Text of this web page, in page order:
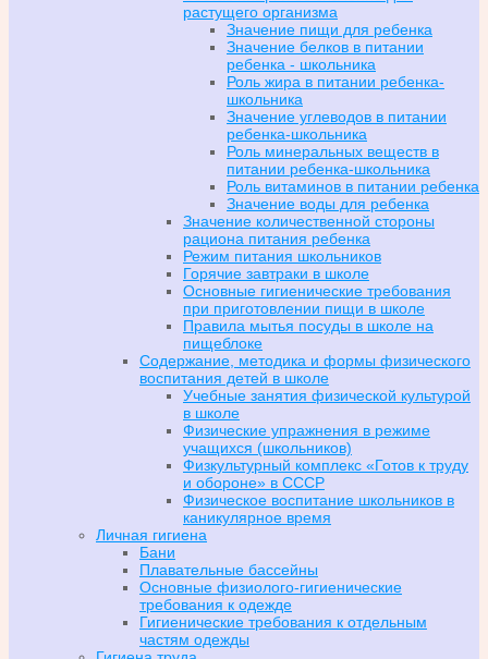
растущего организма
Значение пищи для ребенка
Значение белков в питании
ребенка - школьника
Роль жира в питании ребенка-
школьника
Значение углеводов в питании
ребенка-школьника
Роль минеральных веществ в
питании ребенка-школьника
Роль витаминов в питании ребенка
Значение воды для ребенка
Значение количественной стороны
рациона питания ребенка
Режим питания школьников
Горячие завтраки в школе
Основные гигиенические требования
при приготовлении пищи в школе
Правила мытья посуды в школе на
пищеблоке
Содержание, методика и формы физического
воспитания детей в школе
Учебные занятия физической культурой
в школе
Физические упражнения в режиме
учащихся (школьников)
Физкультурный комплекс «Готов к труду
и обороне» в СССР
Физическое воспитание школьников в
каникулярное время
Личная гигиена
Бани
Плавательные бассейны
Основные физиолого-гигиенические
требования к одежде
Гигиенические требования к отдельным
частям одежды